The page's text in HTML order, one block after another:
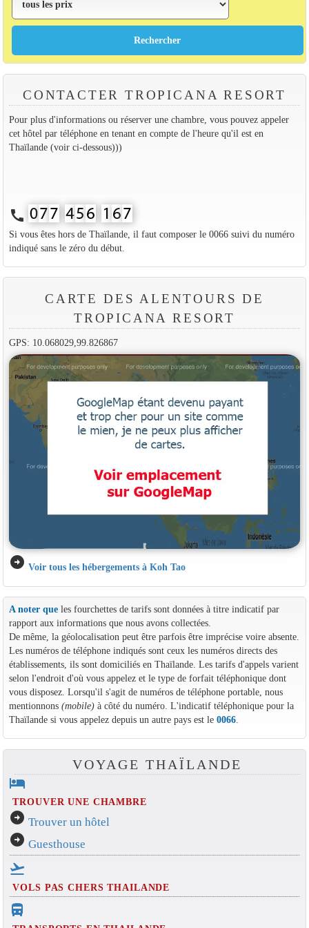
CONTACTER TROPICANA RESORT
Pour plus d'informations ou réserver une chambre, vous pouvez appeler
cet hôtel par téléphone en tenant en compte de l'heure qu'il est en
Thaïlande (voir ci-dessous)))
call
Si vous êtes hors de Thaïlande, il faut composer le 0066 suivi du numéro
indiqué sans le zéro du début.
CARTE DES ALENTOURS DE
TROPICANA RESORT
GPS: 10.068029,99.826867
arrow_circle_right Voir tous les hébergements à Koh Tao
A noter queles fourchettes de tarifs sont données à titre indicatif par
rapport aux informations que nous avons collectées.
De même, la géolocalisation peut être parfois être imprécise voire absente.
Les numéros de téléphone indiqués sont ceux les numéros directs des
établissements, ils sont domiciliés en Thaïlande. Les tarifs d'appels varient
selon l'endroit d'où vous appelez et le type de forfait téléphonique dont
vous disposez. Lorsqu'il s'agit de numéros de téléphone portable, nous
mentionnons (mobile)à côté du numéro. L'indicatif téléphonique pour la
Thaïlande si vous appelez depuis un autre pays est le 0066.
VOYAGE THAÏLANDE
hotel
TROUVER UNE CHAMBRE
arrow_circle_right Trouver un hôtel
arrow_circle_right Guesthouse
flight_takeoff
VOLS PAS CHERS THAILANDE
directions_bus_filled